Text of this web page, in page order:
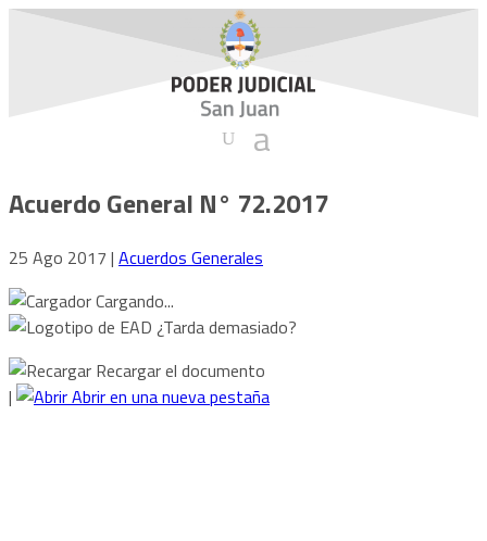
Acuerdo General N° 72.2017
25 Ago 2017 | Acuerdos Generales
Cargando...
¿Tarda demasiado?
Recargar el documento
|
Abrir en una nueva pestaña